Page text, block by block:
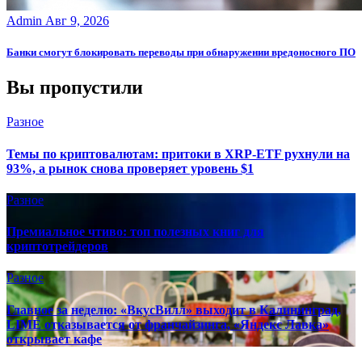
Admin Авг 9, 2026
Банки смогут блокировать переводы при обнаружении вредоносного ПО
Вы пропустили
Разное
Темы по криптовалютам: притоки в XRP-ETF рухнули на
93%, а рынок снова проверяет уровень $1
Разное
Премиальное чтиво: топ полезных книг для
криптотрейдеров
Разное
Главное за неделю: «ВкусВилл» выходит в Калининград,
LIMÉ отказывается от франчайзинга, «Яндекс Лавка»
открывает кафе